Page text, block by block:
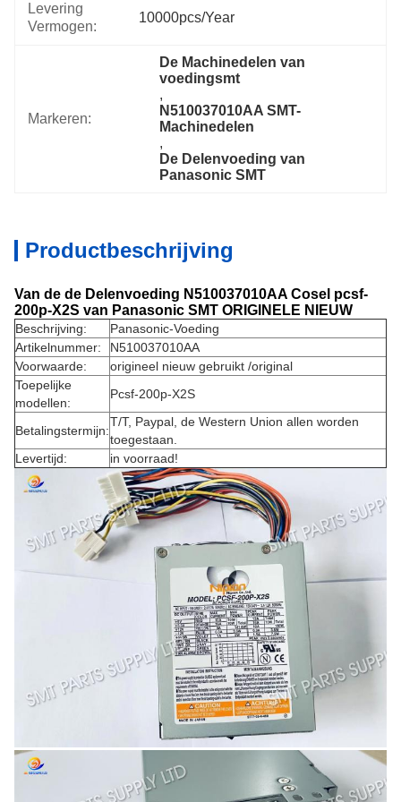
Levering
Vermogen:
10000pcs/year
Markeren:
De Machinedelen van
voedingsmt
,
N510037010AA SMT-
Machinedelen
,
De Delenvoeding van
Panasonic SMT
Productbeschrijving
Van de de Delenvoeding N510037010AA Cosel pcsf-
200p-X2S van Panasonic SMT ORIGINELE NIEUW
Beschrijving:
Panasonic-Voeding
Artikelnummer:
N510037010AA
Voorwaarde:
origineel nieuw gebruikt /original
Toepelijke
modellen:
Pcsf-200p-X2S
Betalingstermijn:
T/T, Paypal, de Western Union allen worden
toegestaan.
Levertijd:
in voorraad!